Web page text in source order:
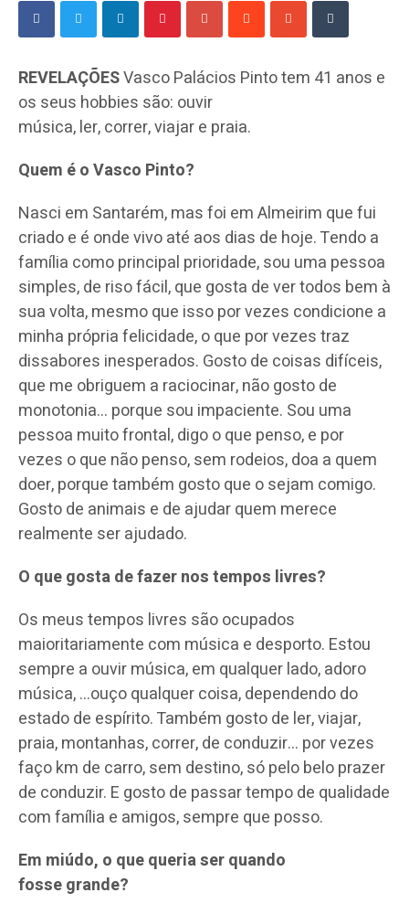
REVELAÇÕESVasco Palácios Pinto tem 41 anos e
os seus hobbies são: ouvir
música, ler, correr, viajar e praia.
Quem é o Vasco Pinto?
Nasci em Santarém, mas foi em Almeirim que fui
criado e é onde vivo até aos dias de hoje. Tendo a
família como principal prioridade, sou uma pessoa
simples, de riso fácil, que gosta de ver todos bem à
sua volta, mesmo que isso por vezes condicione a
minha própria felicidade, o que por vezes traz
dissabores inesperados. Gosto de coisas difíceis,
que me obriguem a raciocinar, não gosto de
monotonia… porque sou impaciente. Sou uma
pessoa muito frontal, digo o que penso, e por
vezes o que não penso, sem rodeios, doa a quem
doer, porque também gosto que o sejam comigo.
Gosto de animais e de ajudar quem merece
realmente ser ajudado.
O que gosta de fazer nos tempos livres?
Os meus tempos livres são ocupados
maioritariamente com música e desporto. Estou
sempre a ouvir música, em qualquer lado, adoro
música, …ouço qualquer coisa, dependendo do
estado de espírito. Também gosto de ler, viajar,
praia, montanhas, correr, de conduzir… por vezes
faço km de carro, sem destino, só pelo belo prazer
de conduzir. E gosto de passar tempo de qualidade
com família e amigos, sempre que posso.
Em miúdo, o que queria ser quando
fosse grande?